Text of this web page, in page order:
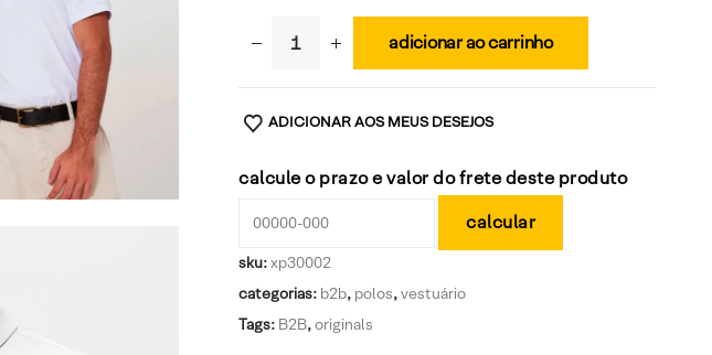
adicionar ao carrinho
ADICIONAR AOS MEUS DESEJOS
calcule o prazo e valor do frete deste produto
sku:xp30002
categorias: b2b, polos,vestuário
Tags: B2B,originals